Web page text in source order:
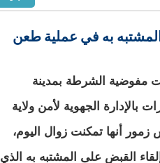
به في عملية طعن
مفوضية الشرطة بمدينة
بالإدارة الجهوية لأمن ولاية
زمور أنها تمكنت زوال اليوم،
القبض على المشتبه به الذي